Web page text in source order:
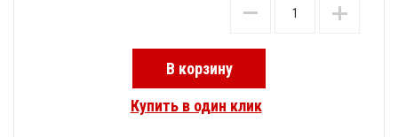
В корзину
Купить в один клик